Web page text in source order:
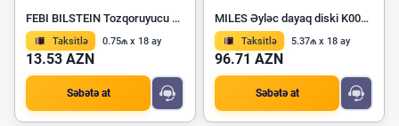
FEBI BILSTEIN Tozqoruyucu 45479
Taksitlə 0.75₼ x 18 ay
13.53 AZN
Səbətə at
MILES Əyləc dayaq diski K000313
Taksitlə 5.37₼ x 18 ay
96.71 AZN
Səbətə at